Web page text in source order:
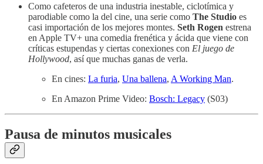
Como cafeteros de una industria inestable, ciclotímica y
parodiable como la del cine, una serie como The Studio es
casi importación de los mejores montes. Seth Rogen estrena
en Apple TV+ una comedia frenética y ácida que viene con
críticas estupendas y ciertas conexiones con El juego de
Hollywood, así que muchas ganas de verla.
En cines: La furia, Una ballena, A Working Man.
En Amazon Prime Video: Bosch: Legacy (S03)
Pausa de minutos musicales